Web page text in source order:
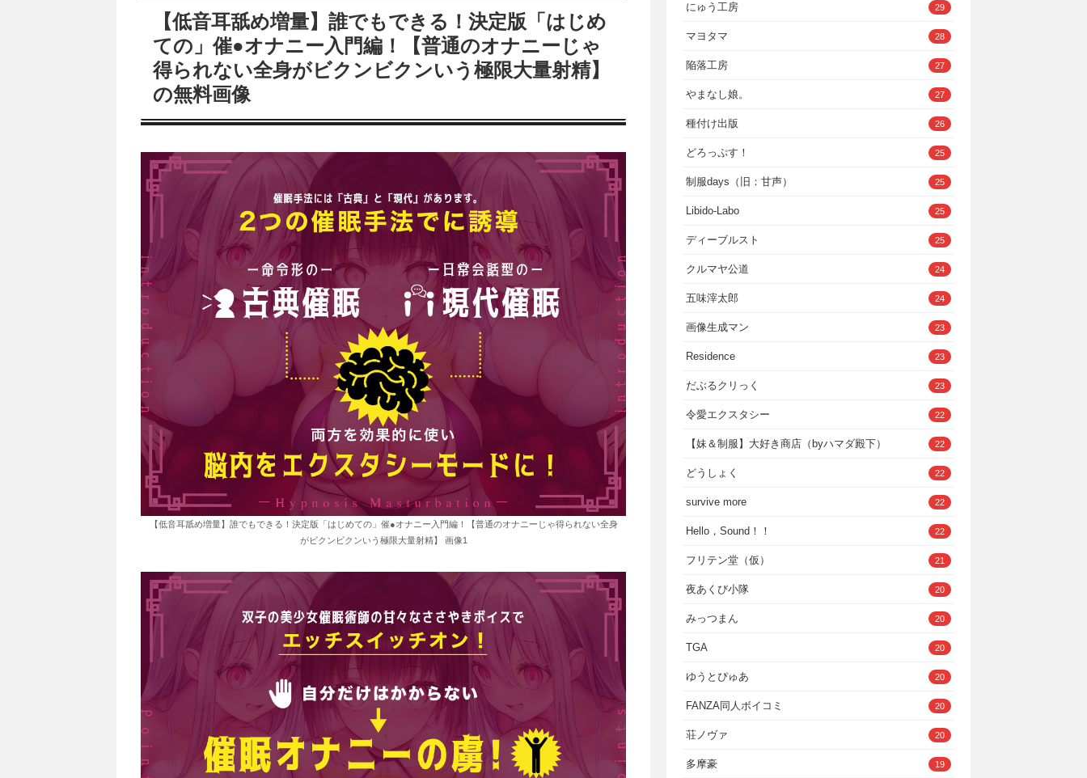
【低音耳舐め増量】誰でもできる！決定版「はじめ
ての」催●オナニー入門編！【普通のオナニーじゃ
得られない全身がビクンビクンいう極限大量射精】
の無料画像
【低音耳舐め増量】誰でもできる！決定版「はじめての」催●オナニー入門編！【普通のオナニーじゃ得られない全身
がビクンビクンいう極限大量射精】 画像1
にゅう工房 29
マヨタマ 28
陥落工房 27
やまなし娘。 27
種付け出版 26
どろっぷす！ 25
制服days（旧：甘声） 25
Libido-Labo 25
ディーブルスト 25
クルマヤ公道 24
五味滓太郎 24
画像生成マン 23
Residence 23
だぶるクリっく 23
令愛エクスタシー 22
【妹＆制服】大好き商店（byハマダ殿下） 22
どうしょく 22
survive more 22
Hello，Sound！！ 22
フリテン堂（仮） 21
夜あくび小隊 20
みっつまん 20
TGA 20
ゆうとぴゅあ 20
FANZA同人ボイコミ 20
荘ノヴァ 20
多摩豪 19